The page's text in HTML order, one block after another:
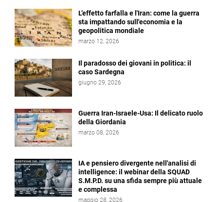
L’effetto farfalla e l'Iran: come la guerra
sta impattando sull'economia e la
geopolitica mondiale
marzo 12, 2026
Il paradosso dei giovani in politica: il
caso Sardegna
giugno 29, 2026
Guerra Iran-Israele-Usa: Il delicato ruolo
della Giordania
marzo 08, 2026
IA e pensiero divergente nell'analisi di
intelligence: il webinar della SQUAD
S.M.P.D. su una sfida sempre più attuale
e complessa
maggio 28, 2026